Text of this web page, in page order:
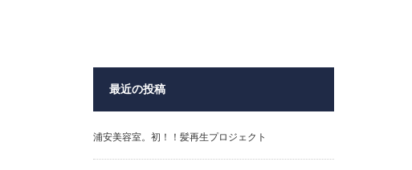
最近の投稿
浦安美容室。初！！髪再生プロジェクト